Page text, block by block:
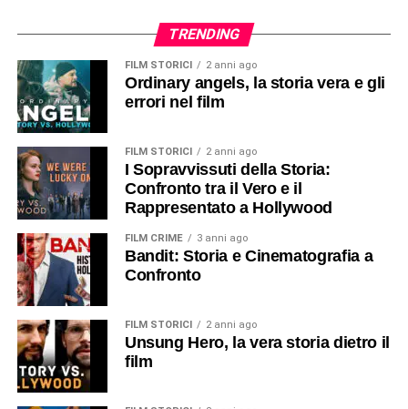
TRENDING
FILM STORICI 2 anni ago
Ordinary angels, la storia vera e gli
errori nel film
FILM STORICI 2 anni ago
I Sopravvissuti della Storia:
Confronto tra il Vero e il
Rappresentato a Hollywood
FILM CRIME 3 anni ago
Bandit: Storia e Cinematografia a
Confronto
FILM STORICI 2 anni ago
Unsung Hero, la vera storia dietro il
film